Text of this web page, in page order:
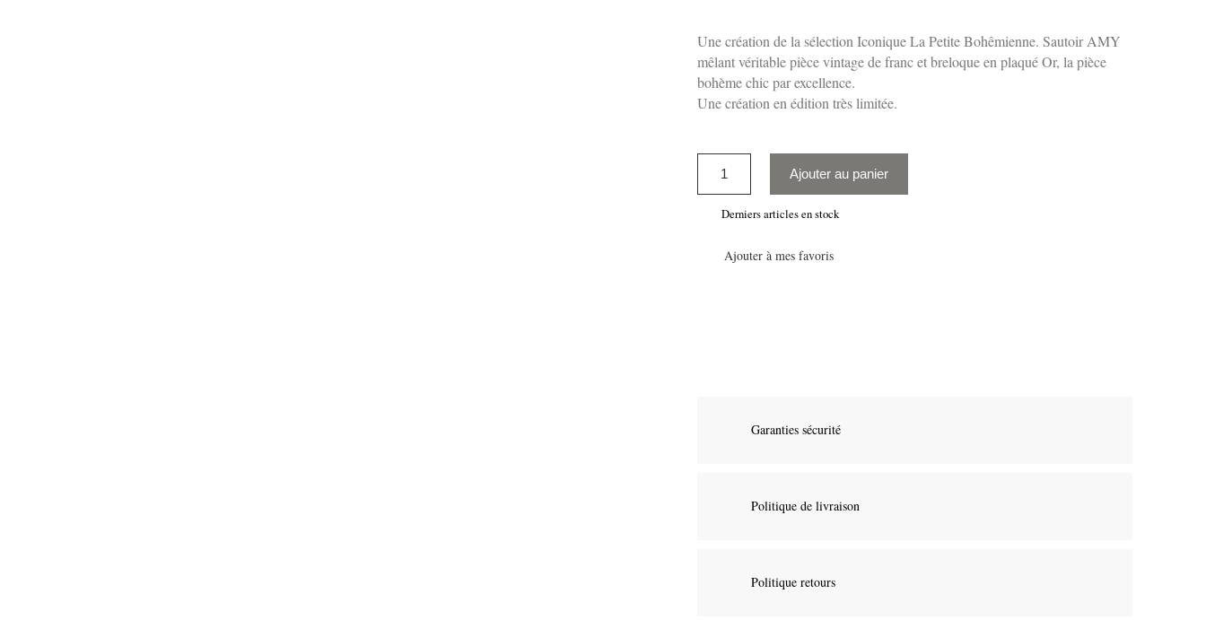
Une création de la sélection Iconique La Petite Bohêmienne. Sautoir AMY
mêlant véritable pièce vintage de franc et breloque en plaqué Or, la pièce
bohème chic par excellence.
Une création en édition très limitée.
Ajouter au panier
Derniers articles en stock
Ajouter à mes favoris
Garanties sécurité
Politique de livraison
Politique retours